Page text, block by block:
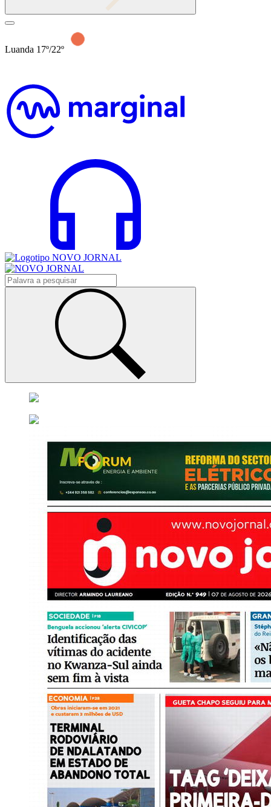
Luanda 17º/22º